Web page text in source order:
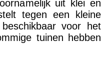
uit klei en
tegen een kleine
voor het
tuinen hebben